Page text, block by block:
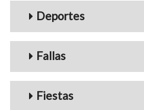
Deportes
Fallas
Fiestas